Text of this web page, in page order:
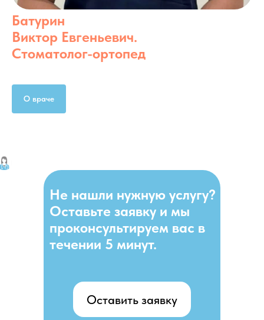
Батурин
Виктор Евгеньевич.
Cтоматолог-ортопед
О враче
Не нашли нужную услугу?
Оставьте заявку и мы
проконсультируем вас в
течении 5 минут.
Оставить заявку